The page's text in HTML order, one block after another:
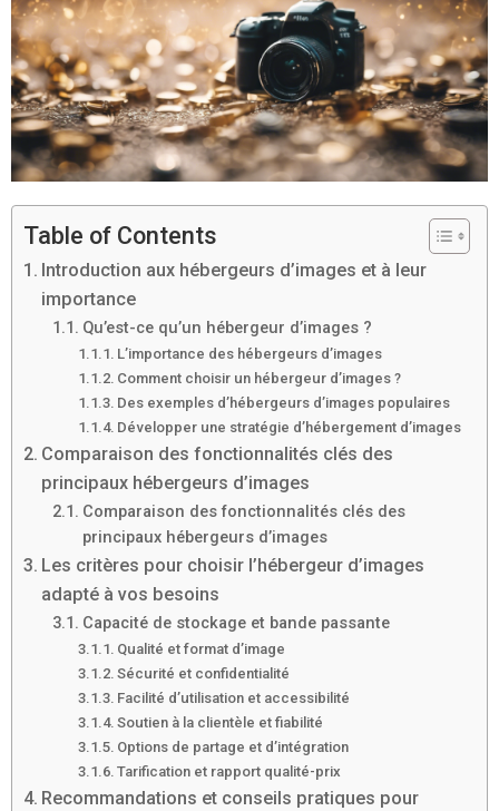
Table of Contents
Introduction aux hébergeurs d’images et à leur
importance
Qu’est-ce qu’un hébergeur d’images ?
L’importance des hébergeurs d’images
Comment choisir un hébergeur d’images ?
Des exemples d’hébergeurs d’images populaires
Développer une stratégie d’hébergement d’images
Comparaison des fonctionnalités clés des
principaux hébergeurs d’images
Comparaison des fonctionnalités clés des
principaux hébergeurs d’images
Les critères pour choisir l’hébergeur d’images
adapté à vos besoins
Capacité de stockage et bande passante
Qualité et format d’image
Sécurité et confidentialité
Facilité d’utilisation et accessibilité
Soutien à la clientèle et fiabilité
Options de partage et d’intégration
Tarification et rapport qualité-prix
Recommandations et conseils pratiques pour